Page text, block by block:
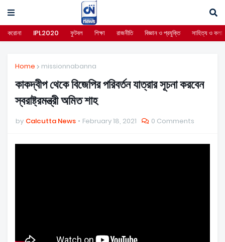
করোনা IPL2020 ফুটবল শিক্ষা রাজনীতি বিজ্ঞান ও প্রযুক্তি সাহিত্য ও কলা
Home missionnabanna
কাকদ্বীপ থেকে বিজেপির পরিবর্তন যাত্রার সূচনা করবেন
স্বরাষ্ট্রমন্ত্রী অমিত শাহ
by Calcutta News February 18, 2021 0 Comments